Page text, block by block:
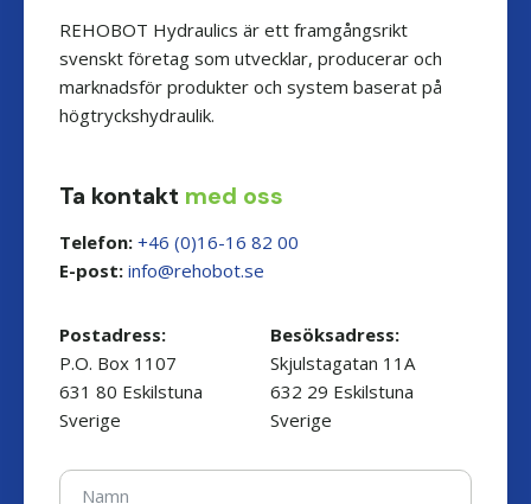
REHOBOT Hydraulics är ett framgångsrikt
svenskt företag som utvecklar, producerar och
marknadsför produkter och system baserat på
högtryckshydraulik.
Ta kontakt med oss
Telefon: +46 (0)16-16 82 00
E-post: es.toboher@ofni
Postadress:
P.O. Box 1107
631 80 Eskilstuna
Sverige
Besöksadress:
Skjulstagatan 11A
632 29 Eskilstuna
Sverige